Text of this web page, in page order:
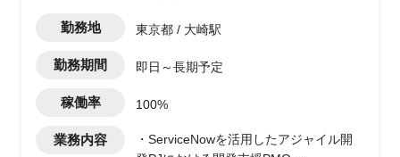
勤務地 東京都 / 大崎駅
勤務期間 即日～長期予定
稼働率 100%
業務内容
・ServiceNowを活用したアジャイル開